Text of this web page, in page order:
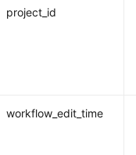
project_id
workflow_edit_time